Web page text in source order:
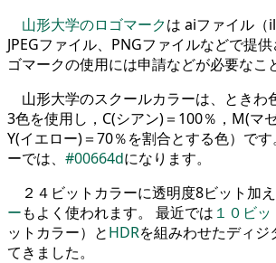
山形大学のロゴマークは aiファイル（
JPEGファイル、PNGファイルなどで提
ゴマークの使用には申請などが必要なこ
山形大学のスクールカラーは、ときわ
3色を使用し，C(シアン)＝100％，M(マ
Y(イエロー)＝70％を割合とする色）で
ーでは、 #00664dになります。
２４ビットカラーに透明度8ビット加
ーもよく使われます。 最近では １０ビ
ットカラー）とHDRを組みわせたディジ
てきました。